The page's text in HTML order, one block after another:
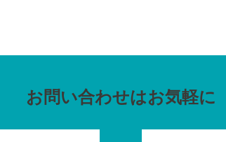
お問い合わせはお気軽に